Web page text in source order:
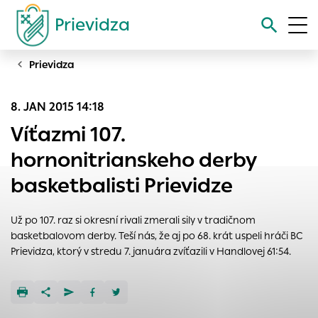
Prievidza
Vyhľadávanie
Prievidza
8. JAN 2015 14:18
Víťazmi 107.
hornonitrianskeho derby
basketbalisti Prievidze
Už po 107. raz si okresní rivali zmerali sily v tradičnom
basketbalovom derby. Teší nás, že aj po 68. krát uspeli hráči BC
Prievidza, ktorý v stredu 7. januára zvíťazili v Handlovej 61:54.
Nastavenie cookies
Cookies sú malé súbory, do ktorých webové stránky môžu
ukladať informácie o vašej aktivite a preferenciách.
Používajú sa napríklad k tomu, aby si webový prehliadač
voľba v tomto okne.
Vyberte úroveň cookies, ktorú chcete povoliť
Technické cookies
pomáhajú urobiť webové stránky uplatniteľnými tým, že